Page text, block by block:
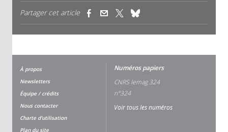
Partager cet article (link is external)(link is external)
À propos
Newsletters
Équipe / crédits
Nous contacter
Charte d'utilisation
Plan du site
Numéros papiers
CNRS lemag 324
n°324
Voir tous les numéros